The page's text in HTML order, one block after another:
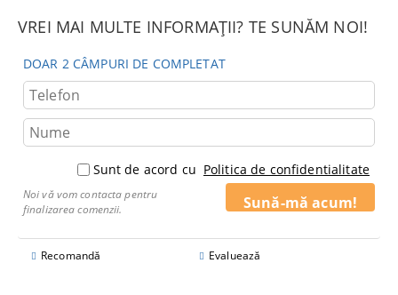
VREI MAI MULTE INFORMAȚII? TE SUNĂM NOI!
DOAR 2 CÂMPURI DE COMPLETAT
Sunt de acord cu Politica de confidentialitate
Noi vă vom contacta pentru
finalizarea comenzii.
Recomandă Evaluează